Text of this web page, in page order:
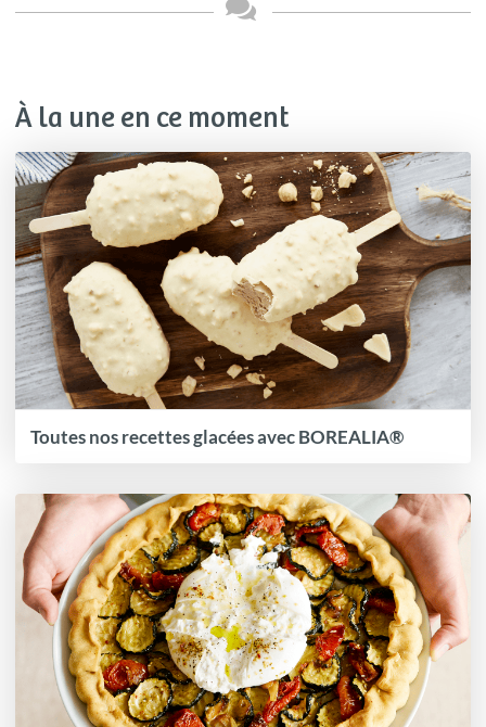
À la une en ce moment
Toutes nos recettes glacées avec BOREALIA®